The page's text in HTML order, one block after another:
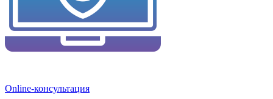
Online-консультация